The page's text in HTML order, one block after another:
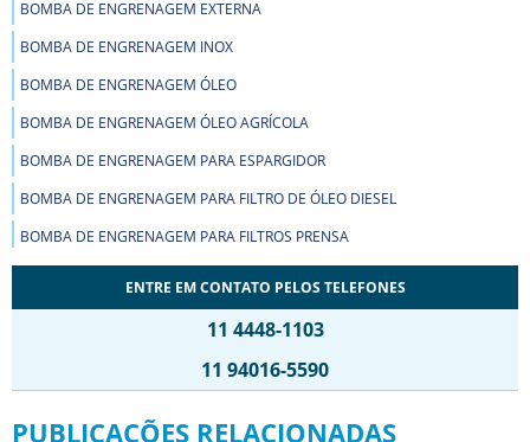
BOMBA DE ENGRENAGEM EXTERNA
BOMBA DE ENGRENAGEM INOX
BOMBA DE ENGRENAGEM ÓLEO
BOMBA DE ENGRENAGEM ÓLEO AGRÍCOLA
BOMBA DE ENGRENAGEM PARA ESPARGIDOR
BOMBA DE ENGRENAGEM PARA FILTRO DE ÓLEO DIESEL
BOMBA DE ENGRENAGEM PARA FILTROS PRENSA
BOMBA DE ENGRENAGEM PARA PRODUTOS VISCOSOS
BOMBA DE ENGRENAGEM PARA TRATOR
BOMBA DE ENGRENAGEM PARA UNIDADE HIDRÁULICA
ENTRE EM CONTATO PELOS TELEFONES
11 4448-1103
11 94016-5590
PUBLICAÇÕES RELACIONADAS